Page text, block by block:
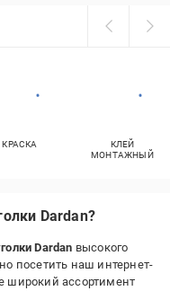
КРАСКА
КЛЕЙ
МОНТАЖНЫЙ
Dardan?
Dardan высокого
посетить наш интернет-
широкий ассортимент